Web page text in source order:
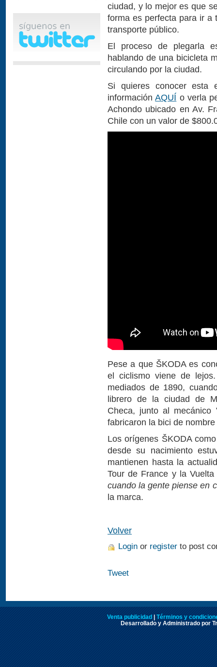
ciudad, y lo mejor es que
forma es perfecta para ir a
transporte público.
El proceso de plegarla
hablando de una bicicleta
circulando por la ciudad.
Si quieres conocer esta
informaciónAQUÍ o verla
Achondo ubicado en Av.
Chile con un valor de
Pese a que ŠKODA es
el ciclismo viene de
mediados de 1890,
librero de la ciudad de
Checa, junto al mecánico
fabricaron la bici de
Los orígenes ŠKODA
desde su nacimiento
mantienen hasta la
Tour de France y la
cuando la gente piense en
la marca.
Volver
Login or register to post
Tweet
Venta publicidad
Términos y
Desarrollado y Administrado por